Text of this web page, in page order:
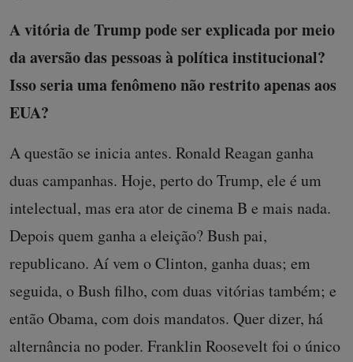
A vitória de Trump pode ser explicada por meio
da aversão das pessoas à política institucional?
Isso seria uma fenômeno não restrito apenas aos
EUA?
A questão se inicia antes. Ronald Reagan ganha
duas campanhas. Hoje, perto do Trump, ele é um
intelectual, mas era ator de cinema B e mais nada.
Depois quem ganha a eleição? Bush pai,
republicano. Aí vem o Clinton, ganha duas; em
seguida, o Bush filho, com duas vitórias também; e
então Obama, com dois mandatos. Quer dizer, há
alternância no poder. Franklin Roosevelt foi o único